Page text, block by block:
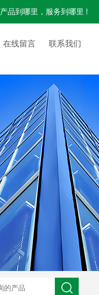
产品到哪里，服务到哪里 !
在线留言 联系我们